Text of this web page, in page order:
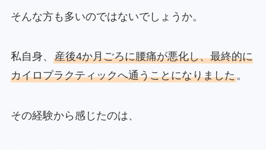
そんな方も多いのではないでしょうか。
私自身、 産後4か月ごろに腰痛が悪化し、最終的に
カイロプラクティックへ通うことになりました。
その経験から感じたのは、